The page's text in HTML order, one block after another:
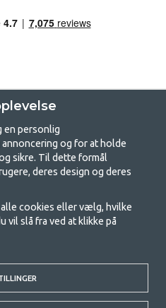
- Din butik for
friluftsliv
en måde at samle familien på til
du tilhører, finder du alt, du
gode priser på familietelte,
til camping og friluftsliv. Vores
med hensyn til kvalitet og
er velkommen til at kontakte os,
en personlig
og for at holde
sikre. Til dette formål
deres design og deres
cookies eller vælg, hvilke
vil slå fra ved at klikke på